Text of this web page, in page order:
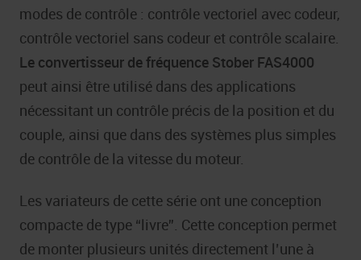
modes de contrôle : contrôle vectoriel avec codeur,
contrôle vectoriel sans codeur et contrôle scalaire.
Le convertisseur de fréquence Stober FAS4000
peut ainsi être utilisé dans des applications
nécessitant un contrôle précis de la position et du
couple, ainsi que dans des systèmes plus simples
de contrôle de la vitesse du moteur.
Les variateurs de cette série ont une conception
compacte de type “livre”. Cette conception permet
de monter plusieurs unités directement l’une à